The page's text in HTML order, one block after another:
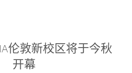
伦敦新校区将于今秋
开幕